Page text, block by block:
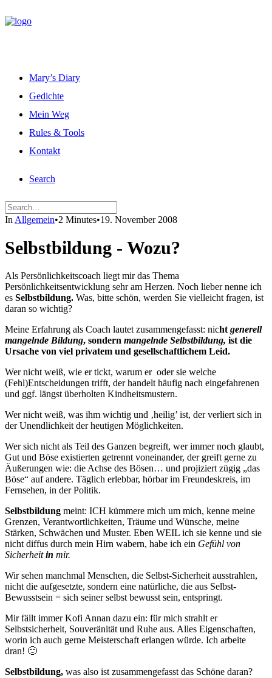
Mary’s Diary
Gedichte
Mein Weg
Rules & Tools
Kontakt
Search
In Allgemein•2 Minutes•19. November 2008
Selbstbildung - Wozu?
Als Persönlichkeitscoach liegt mir das Thema
Persönlichkeitsentwicklung sehr am Herzen. Noch lieber nenne ich
es Selbstbildung. Was, bitte schön, werden Sie vielleicht fragen, ist
daran so wichtig?
Meine Erfahrung als Coach lautet zusammengefasst: nicht generell
mangelnde Bildung, sondern mangelnde Selbstbildung, ist die
Ursache von viel privatem und gesellschaftlichem Leid.
Wer nicht weiß, wie er tickt, warum er oder sie welche
(Fehl)Entscheidungen trifft, der handelt häufig nach eingefahrenen
und ggf. längst überholten Kindheitsmustern.
Wer nicht weiß, was ihm wichtig und ‚heilig’ ist, der verliert sich in
der Unendlichkeit der heutigen Möglichkeiten.
Wer sich nicht als Teil des Ganzen begreift, wer immer noch glaubt,
Gut und Böse existierten getrennt voneinander, der greift gerne zu
Äußerungen wie: die Achse des Bösen… und projiziert zügig „das
Böse“ auf andere. Täglich erlebbar, hörbar im Freundeskreis, im
Fernsehen, in der Politik.
Selbstbildung meint: ICH kümmere mich um mich, kenne meine
Grenzen, Verantwortlichkeiten, Träume und Wünsche, meine
Stärken, Schwächen und Muster. Eben WEIL ich sie kenne und sie
nicht diffus durch mein Hirn wabern, habe ich ein Gefühl von
Sicherheitin mir.
Wir sehen manchmal Menschen, die Selbst-Sicherheit ausstrahlen,
nicht die aufgesetzte, sondern eine natürliche, die aus Selbst-
Bewusstsein = sich seiner selbst bewusst sein, entspringt.
Mir fällt immer Kofi Annan dazu ein: für mich strahlt er
Selbstsicherheit, Souveränität und Ruhe aus. Alles Eigenschaften,
worin ich auch gerne Meisterschaft erlangen würde. Ich arbeite
dran! 🙂
Selbstbildung, was also ist zusammengefasst das Schöne daran?